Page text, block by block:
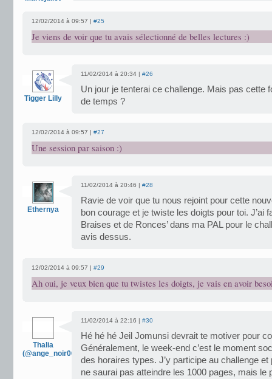
12/02/2014 à 09:57 | #25
Je viens de voir que tu avais sélectionné de belles lectures :)
Tigger Lilly
11/02/2014 à 20:34 | #26
Un jour je tenterai ce challenge. Mais pas cette
de temps ?
12/02/2014 à 09:57 | #27
Une session par saison :)
Ethernya
11/02/2014 à 20:46 | #28
Ravie de voir que tu nous rejoint pour cette
bon courage et je twiste les doigts pour toi. J’ai
Braises et de Ronces’ dans ma PAL pour le
avis dessus.
12/02/2014 à 09:57 | #29
Ah oui, je veux bien que tu twistes les doigts, je vais en avoir
Thalia
(@ange_noir007)
11/02/2014 à 22:16 | #30
Hé hé hé Jeil Jomunsi devrait te motiver pour
Généralement, le week-end c’est le moment
des horaires types. J’y participe au challenge
ne saurai pas atteindre les 1000 pages, mais le